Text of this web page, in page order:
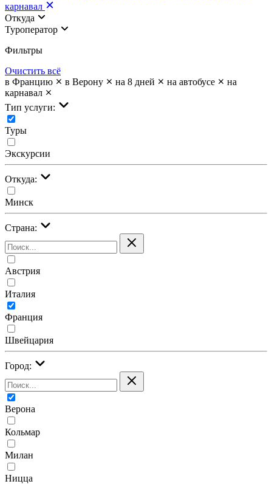
карнавал
Откуда
Туроператор
Фильтры
Очистить всё
в Францию
в Верону на 8 дней на автобусе
на
карнавал
Тип услуги:
Туры
Экскурсии
Откуда:
Минск
Страна:
Австрия
Италия
Франция
Швейцария
Город:
Верона
Кольмар
Милан
Ницца